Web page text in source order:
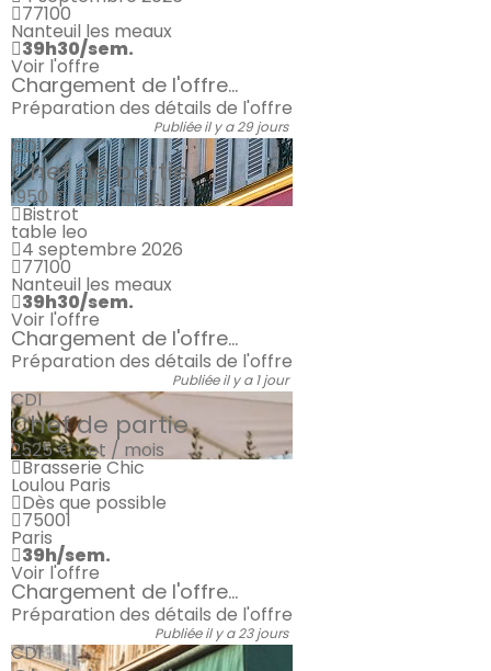
77100
Nanteuil les meaux
39h30/sem.
Voir l'offre
Chargement de l'offre...
Préparation des détails de l'offre
Publiée il y a 29 jours
CDI
Chef de partie
1950 €net / mois
Bistrot
table leo
4 septembre 2026
77100
Nanteuil les meaux
39h30/sem.
Voir l'offre
Chargement de l'offre...
Préparation des détails de l'offre
Publiée il y a 1 jour
CDI
Chef de partie
2525 €net / mois
Brasserie Chic
Loulou Paris
Dès que possible
75001
Paris
39h/sem.
Voir l'offre
Chargement de l'offre...
Préparation des détails de l'offre
Publiée il y a 23 jours
CDI